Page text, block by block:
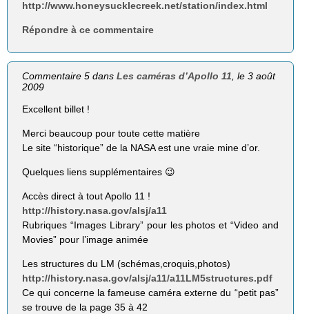
http://www.honeysucklecreek.net/station/index.html
Répondre à ce commentaire
Commentaire 5 dansLes caméras d’Apollo 11 , le 3 août
2009
Excellent billet !
Merci beaucoup pour toute cette matière
Le site “historique” de la NASA est une vraie mine d’or.
Quelques liens supplémentaires 😉
Accès direct à tout Apollo 11 !
http://history.nasa.gov/alsj/a11
Rubriques “Images Library” pour les photos et “Video and
Movies” pour l’image animée
Les structures du LM (schémas,croquis,photos)
http://history.nasa.gov/alsj/a11/a11LM5structures.pdf
Ce qui concerne la fameuse caméra externe du “petit pas”
se trouve de la page 35 à 42